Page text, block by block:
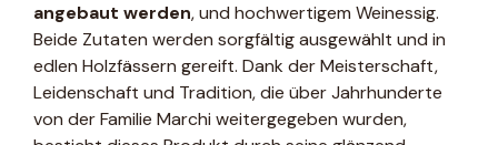
angebaut werden, und hochwertigem Weinessig.
Beide Zutaten werden sorgfältig ausgewählt und in
edlen Holzfässern gereift. Dank der Meisterschaft,
Leidenschaft und Tradition, die über Jahrhunderte
von der Familie Marchi weitergegeben wurden,